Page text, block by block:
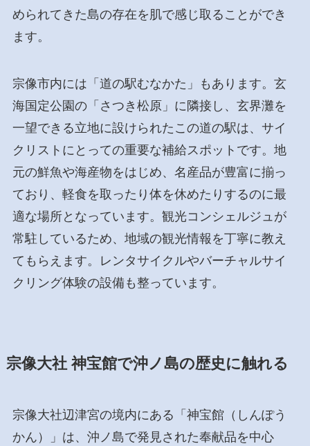
められてきた島の存在を肌で感じ取ることができ
ます。
宗像市内には「道の駅むなかた」もあります。玄
海国定公園の「さつき松原」に隣接し、玄界灘を
一望できる立地に設けられたこの道の駅は、サイ
クリストにとっての重要な補給スポットです。地
元の鮮魚や海産物をはじめ、名産品が豊富に揃っ
ており、軽食を取ったり体を休めたりするのに最
適な場所となっています。観光コンシェルジュが
常駐しているため、地域の観光情報を丁寧に教え
てもらえます。レンタサイクルやバーチャルサイ
クリング体験の設備も整っています。
宗像大社 神宝館で沖ノ島の歴史に触れる
宗像大社辺津宮の境内にある「神宝館（しんぽう
かん）」は、沖ノ島で発見された奉献品を中心